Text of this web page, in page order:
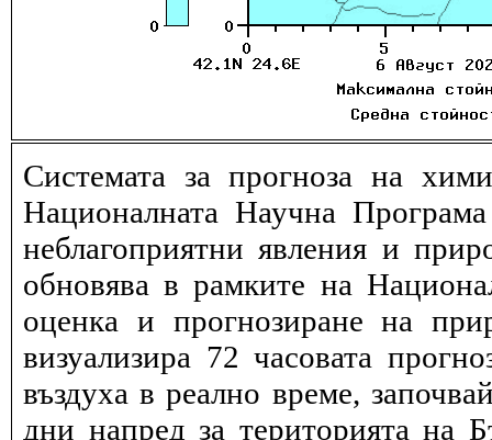
Системата за прогноза на
Националната Научна
неблагоприятни явления и
обновява в рамките на
оценка и прогнозиране на
визуализира 72 часовата
въздуха в реално време,
дни напред за територията на